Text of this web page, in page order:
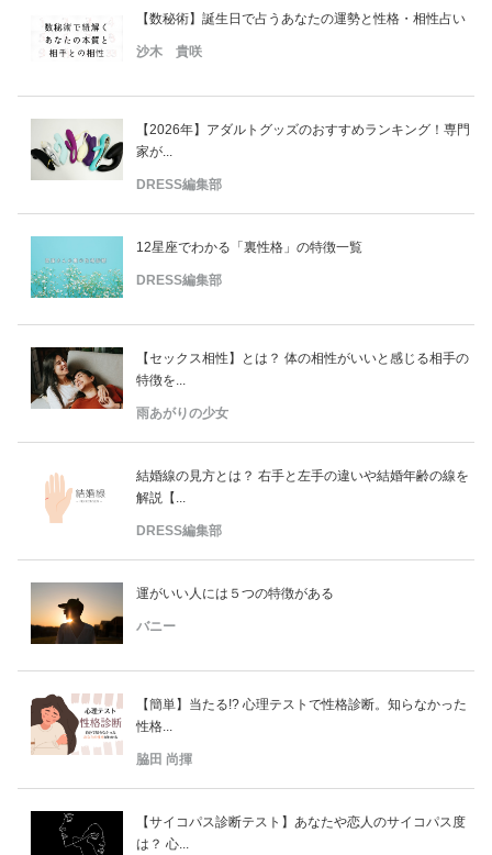
【数秘術】誕生日で占うあなたの運勢と性格・相性占い
沙木 貴咲
【2026年】アダルトグッズのおすすめランキング！専門
家が...
DRESS編集部
12星座でわかる「裏性格」の特徴一覧
DRESS編集部
【セックス相性】とは？ 体の相性がいいと感じる相手の
特徴を...
雨あがりの少女
結婚線の見方とは？ 右手と左手の違いや結婚年齢の線を
解説【...
DRESS編集部
運がいい人には５つの特徴がある
バニー
【簡単】当たる!? 心理テストで性格診断。知らなかった
性格...
脇田 尚揮
【サイコパス診断テスト】あなたや恋人のサイコパス度
は？ 心...